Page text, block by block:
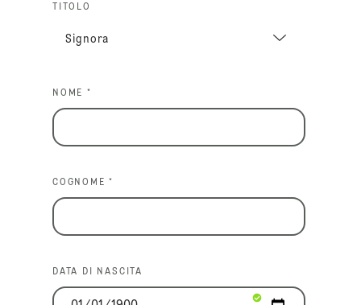
TITOLO
NOME *
COGNOME *
DATA DI NASCITA